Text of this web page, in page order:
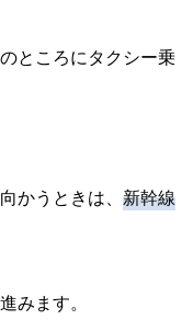
ところにタクシー乗
かうときは、 新幹線
みます。